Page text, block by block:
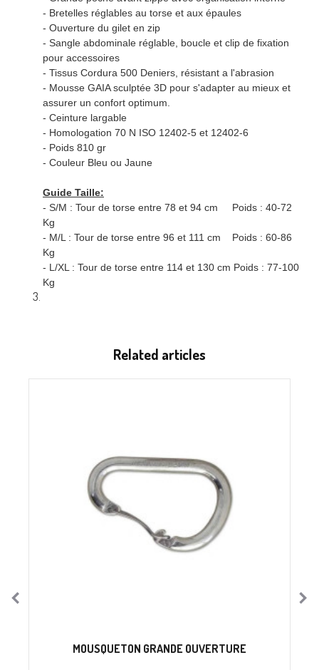
Related articles
MOUSQUETON GRANDE OUVERTURE
- Bretelles réglables au torse et aux épaules
- Ouverture du gilet en zip
- Sangle abdominale réglable, boucle et clip de fixation
pour accessoires
- Tissus Cordura 500 Deniers, résistant a l'abrasion
- Mousse GAIA sculptée 3D pour s'adapter au mieux et
assurer un confort optimum.
- Ceinture largable
- Homologation 70 N ISO 12402-5 et 12402-6
- Poids 810 gr
- Couleur Bleu ou Jaune
Guide Taille:
- S/M : Tour de torse entre 78 et 94 cm Poids : 40-72
Kg
- M/L : Tour de torse entre 96 et 111 cm Poids : 60-86
Kg
- L/XL : Tour de torse entre 114 et 130 cm Poids : 77-100
Kg